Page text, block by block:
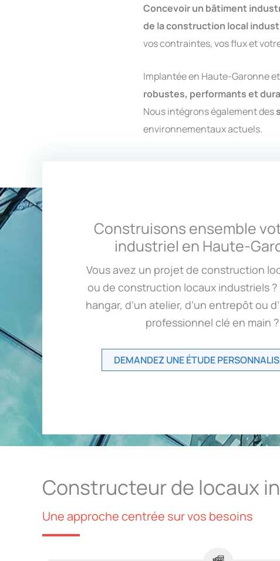
Concevoir un bâtiment
de la construction local
vos contraintes, vos flux et
Implantée en Haute-Garonne
robustes, performants et
Nous intégrons également des
environnementaux actuels.
Construisons ensemble
industriel en Haute-
Vous avez un projet de construction
ou de construction locaux industriels ?
hangar, d’un atelier, d’un entrepôt ou
professionnel clé en main ?
DEMANDEZ UNE ÉTUDE
Constructeur de locaux
Une approche centrée sur vos besoins